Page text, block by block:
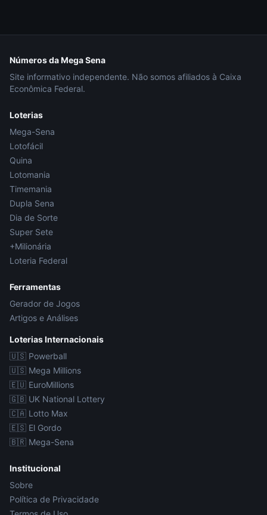
Números da Mega Sena
Site informativo independente. Não somos afiliados à Caixa
Econômica Federal.
Loterias
Mega-Sena
Lotofácil
Quina
Lotomania
Timemania
Dupla Sena
Dia de Sorte
Super Sete
+Milionária
Loteria Federal
Ferramentas
Gerador de Jogos
Artigos e Análises
Loterias Internacionais
🇺🇸 Powerball
🇺🇸 Mega Millions
🇪🇺 EuroMillions
🇬🇧 UK National Lottery
🇨🇦 Lotto Max
🇪🇸 El Gordo
🇧🇷 Mega-Sena
Institucional
Sobre
Política de Privacidade